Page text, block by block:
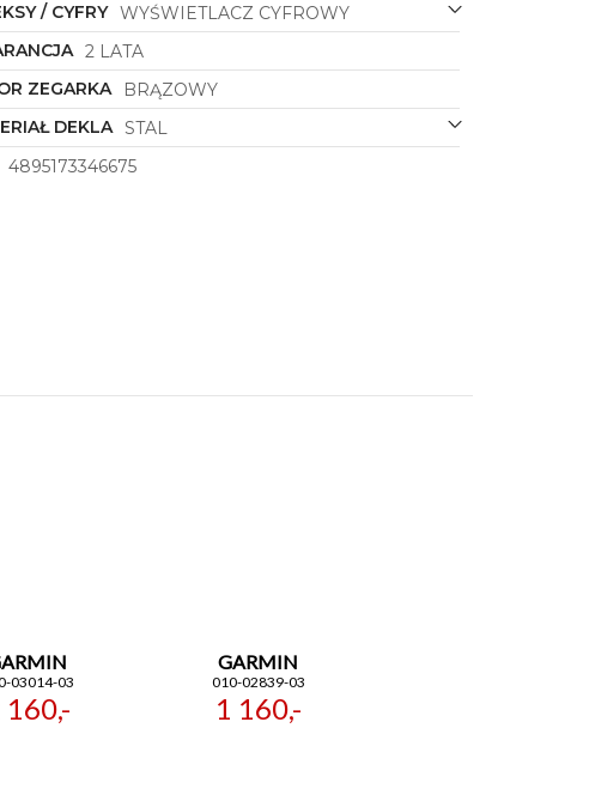
/ CYFRY WYŚWIETLACZ CYFROWY
2 LATA
ZEGARKA
BRĄZOWY
DEKLA STAL
4895173346675
03014-03
160,-
GARMIN
010-02839-03
1 160,-